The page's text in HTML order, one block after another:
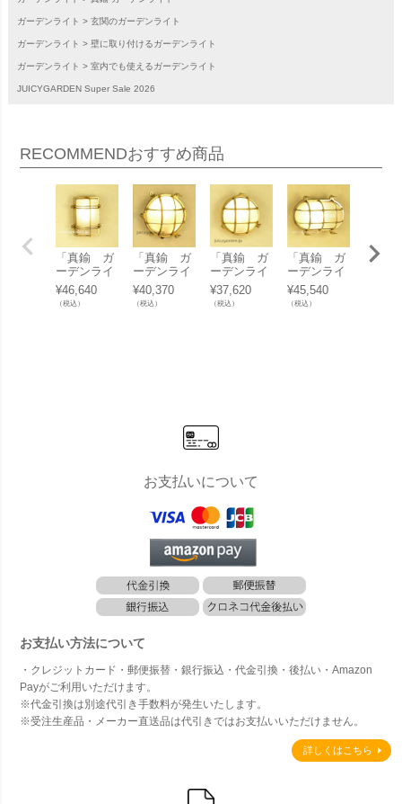
ガーデンライト 玄関のガーデンライト
ガーデンライト 壁に取り付けるガーデンライト
ガーデンライト 室内でも使えるガーデンライト
JUICYGARDEN Super Sale 2026
RECOMMENDおすすめ商品
「真鍮 ガ
ーデンライ
ト BH237
3FR LED」
¥46,640
（税込）
「真鍮 ガ
ーデンライ
ト BH202
9FR LED」
¥40,370
（税込）
「真鍮 ガ
ーデンライ
ト BH202
8FR LED」
¥37,620
（税込）
「真鍮 ガ
ーデンライ
ト BH203
4FR LED」
¥45,540
（税込）
「真
お支払いについて
お支払い方法について
・クレジットカード・郵便振替・銀行振込・代金引換・後払い・Amazon
Payがご利用いただけます。
※代金引換は別途代引き手数料が発生いたします。
※受注生産品・メーカー直送品は代引きではお支払いいただけません。
詳しくはこちら